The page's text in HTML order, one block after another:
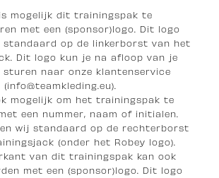
mogelijk dit trainingspak te
met een (sponsor)logo. Dit logo
standaard op de linkerborst van het
Dit logo kun je na afloop van je
sturen naar onze klantenservice
(info@teamkleding.eu).
mogelijk om het trainingspak te
een nummer, naam of initialen.
wij standaard op de rechterborst
(onder het Robey logo).
van dit trainingspak kan ook
met een (sponsor)logo. Dit logo